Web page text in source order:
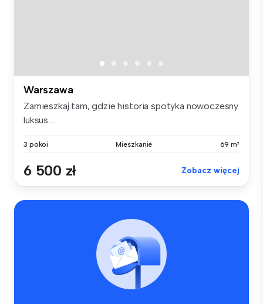
Warszawa
Zamieszkaj tam, gdzie historia spotyka nowoczesny
luksus....
3 pokoi Mieszkanie 69 m²
6 500 zł Zobacz więcej